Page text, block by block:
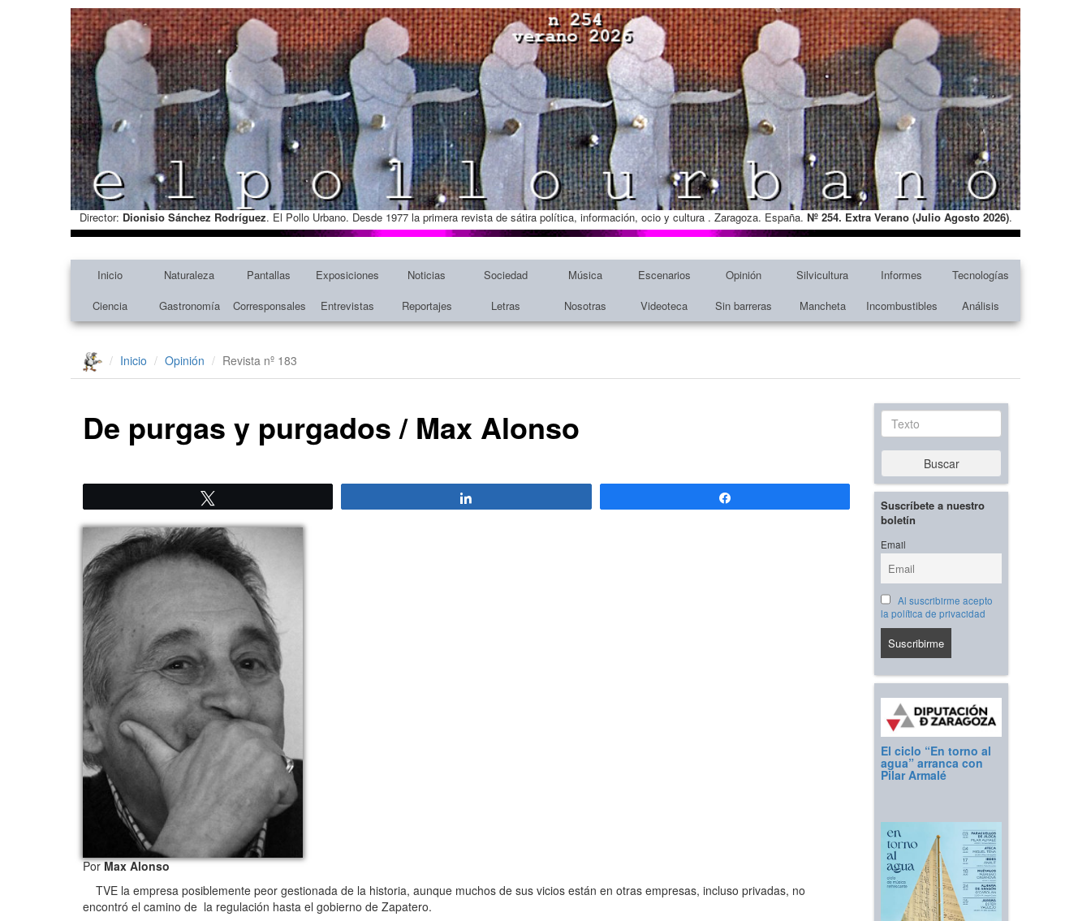
Director: Dionisio Sánchez Rodríguez. El Pollo Urbano. Desde 1977 la primera revista de sátira política, información, ocio y cultura . Zaragoza. España. Nº 254. Extra Verano (Julio Agosto 2026).
Inicio Naturaleza Pantallas Exposiciones Noticias Sociedad Música Escenarios Opinión Silvicultura Informes
Tecnologías
Ciencia
Gastronomía Corresponsales Entrevistas Reportajes Letras Nosotras Videoteca Sin barreras Mancheta Incombustibles Análisis
Inicio Opinión Revista nº 183
De purgas y purgados / Max Alonso
PorMax Alonso
TVE la empresa posiblemente peor gestionada de la historia, aunque muchos de sus vicios están en otras empresas, incluso privadas, no
encontró el camino de la regulación hasta el gobierno de Zapatero.
Texto
Buscar
Suscríbete a nuestro
boletín
Email
Al suscribirme acepto
la política de privacidad
El ciclo “En torno al
agua” arranca con
Pilar Armalé